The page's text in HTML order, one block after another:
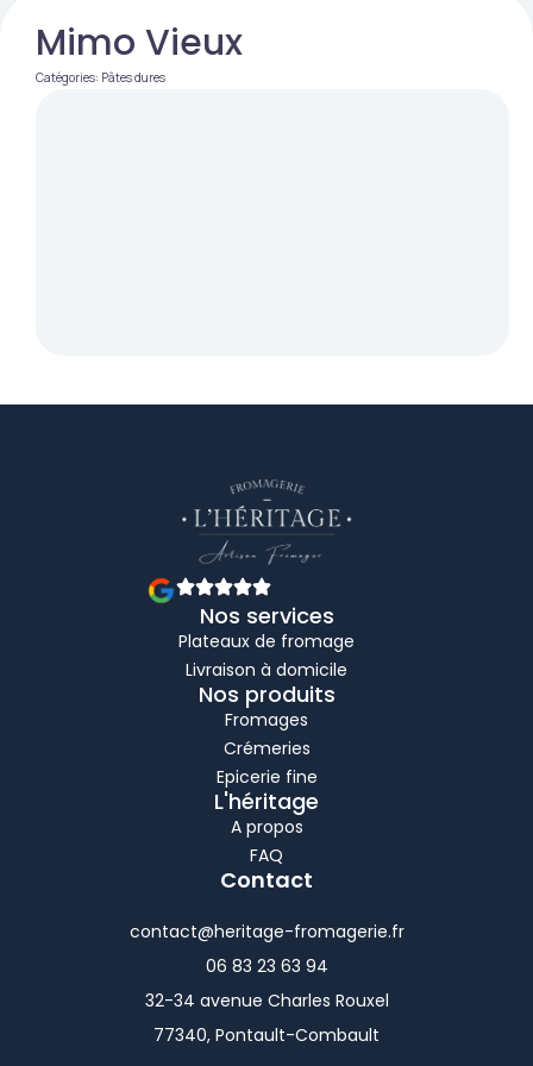
Mimo Vieux
Catégories: Pâtes dures
Nos services
Plateaux de fromage
Livraison à domicile
Nos produits
Fromages
Crémeries
Epicerie fine
L'héritage
A propos
FAQ
Contact
contact@heritage-fromagerie.fr
06 83 23 63 94
32-34 avenue Charles Rouxel
77340, Pontault-Combault